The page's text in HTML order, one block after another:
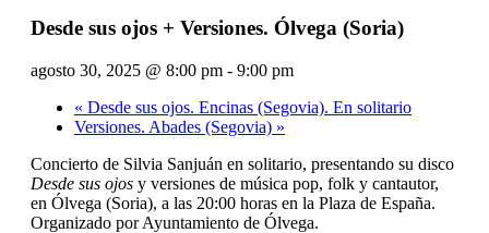
Desde sus ojos + Versiones. Ólvega (Soria)
agosto 30, 2025 @ 8:00 pm - 9:00 pm
« Desde sus ojos. Encinas (Segovia). En solitario
Versiones. Abades (Segovia) »
Concierto de Silvia Sanjuán en solitario, presentando su disco
Desde sus ojos y versiones de música pop, folk y cantautor,
en Ólvega (Soria), a las 20:00 horas en la Plaza de España.
Organizado por Ayuntamiento de Ólvega.